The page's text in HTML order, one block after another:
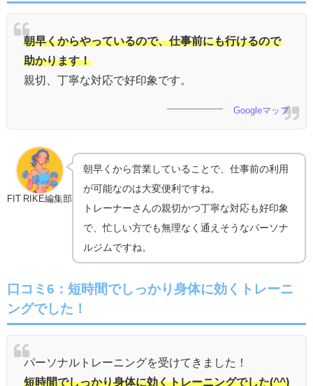
朝早くからやっているので、仕事前にも行けるので
助かります！
親切、丁寧な対応で好印象です。
Googleマップ
FIT RIKE編集部
朝早くから営業していることで、仕事前の利用
が可能なのは大変便利ですね。
トレーナーさんの親切かつ丁寧な対応も好印象
で、忙しい方でも無理なく通えそうなパーソナ
ルジムですね。
口コミ6：短時間でしっかり身体に効くトレーニ
ングでした！
パーソナルトレーニングを受けてきました！
短時間でしっかり身体に効くトレーニングでした(^^)